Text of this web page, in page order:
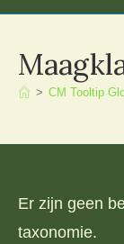
> CM Tooltip
Er zijn geen
taxonomie.